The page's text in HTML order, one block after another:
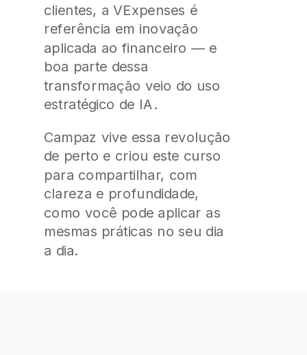
clientes, a VExpenses é
referência em inovação
aplicada ao financeiro — e
boa parte dessa
transformação veio do uso
estratégico de IA.
Campaz vive essa revolução
de perto e criou este curso
para compartilhar, com
clareza e profundidade,
como você pode aplicar as
mesmas práticas no seu dia
a dia.